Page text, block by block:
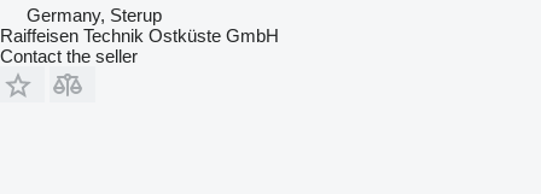
Germany, Sterup
Raiffeisen Technik Ostküste GmbH
Contact the seller